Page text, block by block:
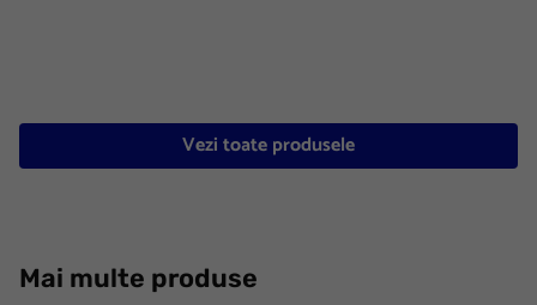
Vezi toate produsele
Mai multe produse